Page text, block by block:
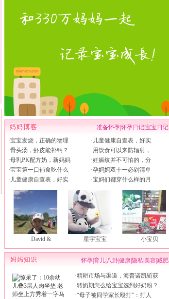
准备怀孕|怀孕日记|宝宝日记
·宝宝发烧，正确的物理
·骨头汤，虾皮能补钙？
·母乳PK配方奶，新妈妈
·宝宝第一口辅食吃什么
· 儿童健康自查表，好实
· 儿童健康自查表，好实
·用饮食可以来防辐射，
·妊娠纹并不可怕的，分
·孕妈妈双十一必剁清单
·宝妈们都穿什么样的月
David & 星宇宝宝 小宝贝
怀孕|育儿| 八卦|健康| 隐私|美容|减肥
·精耕市场与渠道，海普诺凯斩获
·转奶期怎么给宝宝选到好奶粉？
·“母子被同学家长殴打”：打人